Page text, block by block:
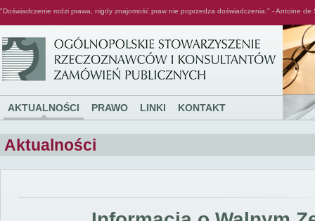
"Doświadczenie rodzi prawa, nigdy znajomość praw nie poprzedza doświadczenia." - Antoine de
AKTUALNOŚCI PRAWO LINKI KONTAKT
Aktualności